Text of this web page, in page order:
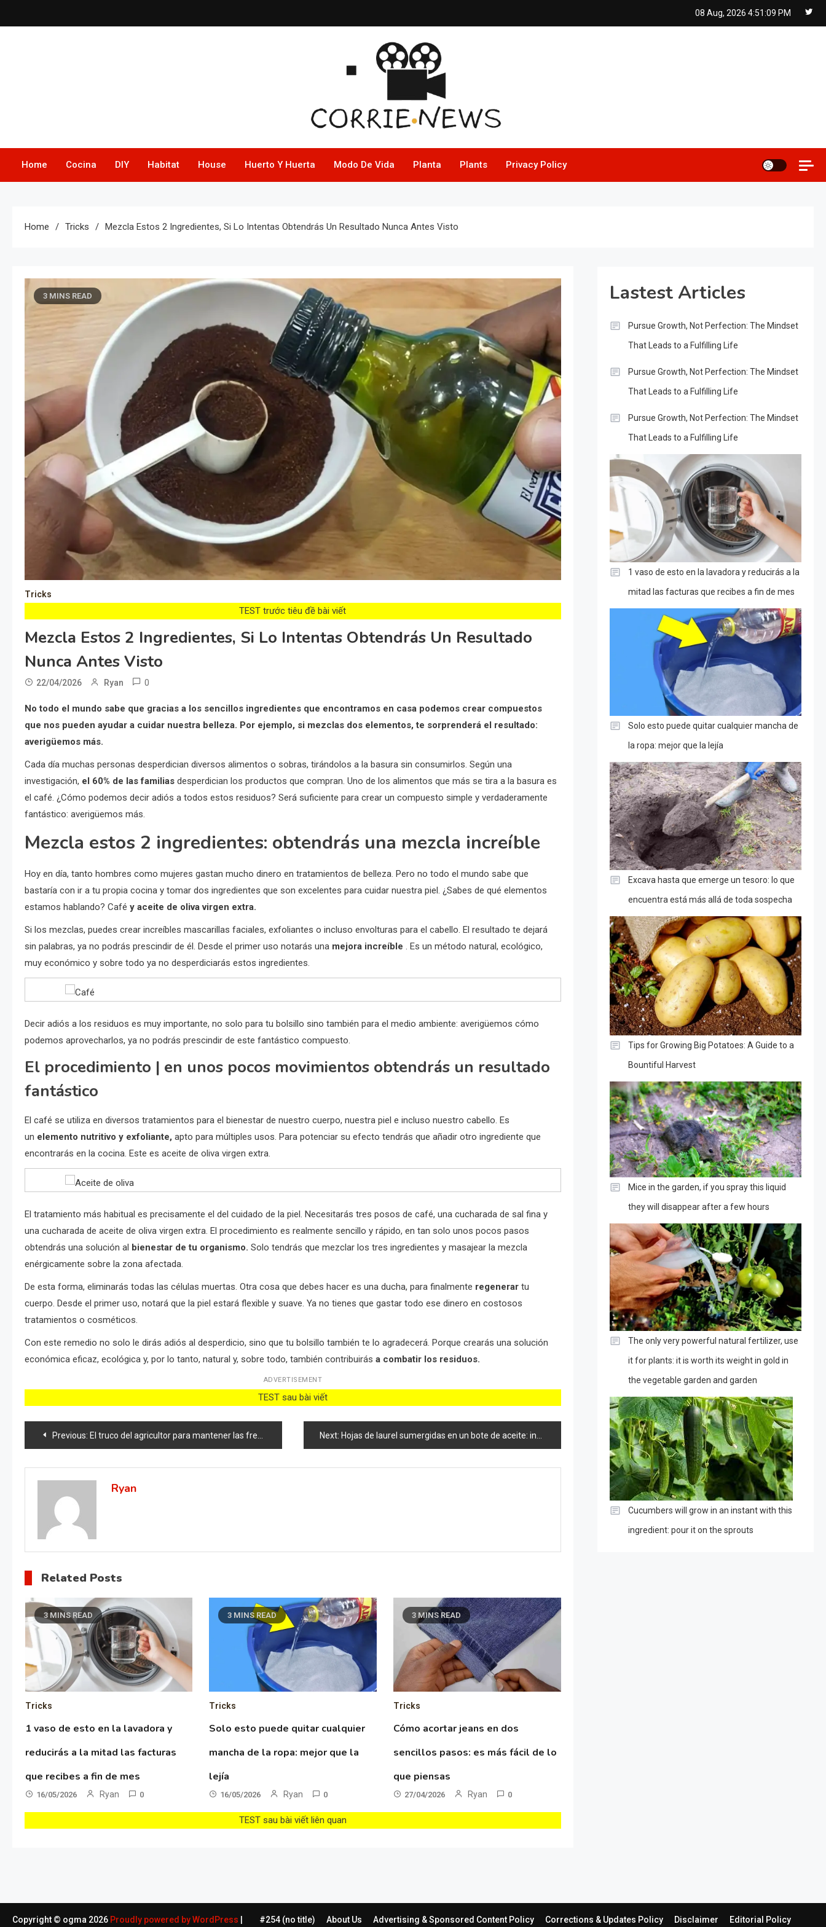
to
08 Aug, 2026 4:51:10 PM
Home Cocina DIY Habitat House Huerto Y Huerta Modo De Vida Planta Plants Privacy Policy
Home Tricks Mezcla Estos 2 Ingredientes, Si Lo Intentas Obtendrás Un Resultado Nunca Antes Visto
3 MINS READ
Tricks
TEST trước tiêu đề bài viết
Mezcla Estos 2 Ingredientes, Si Lo Intentas Obtendrás Un Resultado
Nunca Antes Visto
22/04/2026 Ryan 0
No todo el mundo sabe que gracias a los sencillos ingredientes que encontramos en casa podemos crear compuestos
que nos pueden ayudar a cuidar nuestra belleza. Por ejemplo, si mezclas dos elementos, te sorprenderá el resultado:
averigüemos más.
Cada día muchas personas desperdician diversos alimentos o sobras, tirándolos a la basura sin consumirlos. Según una
investigación, el 60% de las familias desperdician los productos que compran. Uno de los alimentos que más se tira a la basura es
el café. ¿Cómo podemos decir adiós a todos estos residuos? Será suficiente para crear un compuesto simple y verdaderamente
fantástico: averigüemos más.
Mezcla estos 2 ingredientes: obtendrás una mezcla increíble
Hoy en día, tanto hombres como mujeres gastan mucho dinero en tratamientos de belleza. Pero no todo el mundo sabe que
bastaría con ir a tu propia cocina y tomar dos ingredientes que son excelentes para cuidar nuestra piel. ¿Sabes de qué elementos
estamos hablando? Café y aceite de oliva virgen extra.
Si los mezclas, puedes crear increíbles mascarillas faciales, exfoliantes o incluso envolturas para el cabello. El resultado te dejará
sin palabras, ya no podrás prescindir de él. Desde el primer uso notarás una mejora increíble . Es un método natural, ecológico,
muy económico y sobre todo ya no desperdiciarás estos ingredientes.
Decir adiós a los residuos es muy importante, no solo para tu bolsillo sino también para el medio ambiente: averigüemos cómo
podemos aprovecharlos, ya no podrás prescindir de este fantástico compuesto.
El procedimiento | en unos pocos movimientos obtendrás un resultado
fantástico
El café se utiliza en diversos tratamientos para el bienestar de nuestro cuerpo, nuestra piel e incluso nuestro cabello. Es
un elemento nutritivo y exfoliante, apto para múltiples usos. Para potenciar su efecto tendrás que añadir otro ingrediente que
encontrarás en la cocina. Este es aceite de oliva virgen extra.
El tratamiento más habitual es precisamente el del cuidado de la piel. Necesitarás tres posos de café, una cucharada de sal fina y
una cucharada de aceite de oliva virgen extra. El procedimiento es realmente sencillo y rápido, en tan solo unos pocos pasos
obtendrás una solución al bienestar de tu organismo. Solo tendrás que mezclar los tres ingredientes y masajear la mezcla
enérgicamente sobre la zona afectada.
De esta forma, eliminarás todas las células muertas. Otra cosa que debes hacer es una ducha, para finalmente regenerar tu
cuerpo. Desde el primer uso, notará que la piel estará flexible y suave. Ya no tienes que gastar todo ese dinero en costosos
tratamientos o cosméticos.
Con este remedio no solo le dirás adiós al desperdicio, sino que tu bolsillo también te lo agradecerá. Porque crearás una solución
económica eficaz, ecológica y, por lo tanto, natural y, sobre todo, también contribuirás a combatir los residuos.
ADVERTISEMENT
TEST sau bài viết
Post
navigation
Previous: El truco del agricultor para mantener las fresas frescas durante 2 años completos Next: Hojas de laurel sumergidas en un bote de aceite: innumerables e inmediatos beneficios
Ryan
Related Posts
3 MINS READ
Tricks
1 vaso de esto en la lavadora y
reducirás a la mitad las facturas
que recibes a fin de mes
16/05/2026 Ryan 0
3 MINS READ
Tricks
Solo esto puede quitar cualquier
mancha de la ropa: mejor que la
lejía
16/05/2026 Ryan 0
3 MINS READ
Tricks
Cómo acortar jeans en dos
sencillos pasos: es más fácil de lo
que piensas
27/04/2026 Ryan 0
TEST sau bài viết liên quan
Lastest Articles
Pursue Growth, Not Perfection: The Mindset
That Leads to a Fulfilling Life
Pursue Growth, Not Perfection: The Mindset
That Leads to a Fulfilling Life
Pursue Growth, Not Perfection: The Mindset
That Leads to a Fulfilling Life
1 vaso de esto en la lavadora y reducirás a la
mitad las facturas que recibes a fin de mes
Solo esto puede quitar cualquier mancha de
la ropa: mejor que la lejía
Excava hasta que emerge un tesoro: lo que
encuentra está más allá de toda sospecha
Tips for Growing Big Potatoes: A Guide to a
Bountiful Harvest
Mice in the garden, if you spray this liquid
they will disappear after a few hours
The only very powerful natural fertilizer, use
it for plants: it is worth its weight in gold in
the vegetable garden and garden
Cucumbers will grow in an instant with this
ingredient: pour it on the sprouts
Copyright © ogma 2026 Proudly powered by WordPress #254 (no title) About Us Advertising & Sponsored Content Policy Corrections & Updates Policy Disclaimer Editorial Policy